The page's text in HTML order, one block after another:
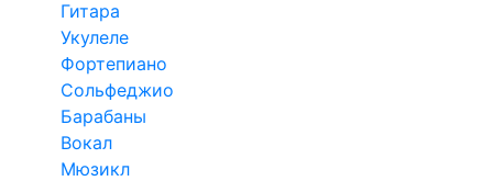
Гитара
Укулеле
Фортепиано
Сольфеджио
Барабаны
Вокал
Мюзикл